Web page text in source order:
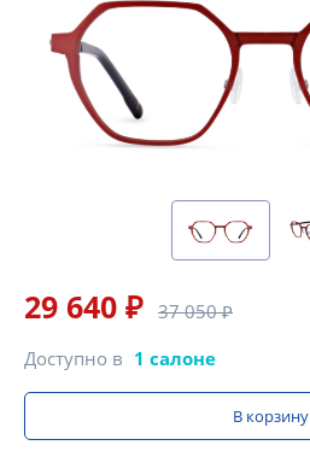
29 640 ₽ 37 050 ₽
Доступно в 1 салоне
В корзину